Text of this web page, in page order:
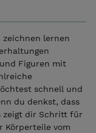
lernen
Figuren mit
schnell und
du denkst, dass
zeigt dir Schritt für
Körperteile vom